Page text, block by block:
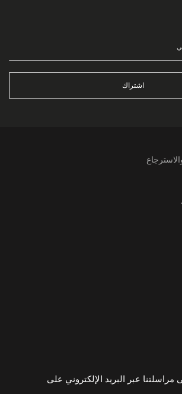
اشتراك
عبر البريد الإلكتروني على